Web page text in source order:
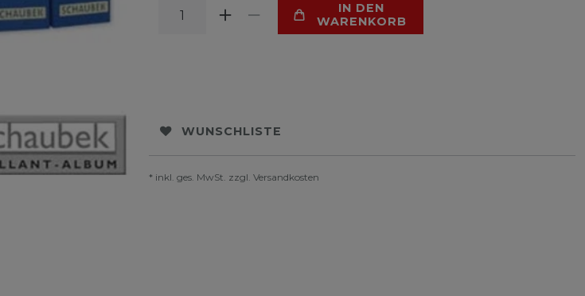
IN DEN
WARENKORB
WUNSCHLISTE
* inkl. ges. MwSt. zzgl. Versandkosten